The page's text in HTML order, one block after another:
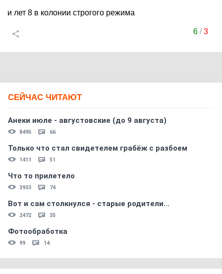
и лет 8 в колонии строгого режима
6/3
СЕЙЧАС ЧИТАЮТ
Анеки июле - августовские (до 9 августа)
8495 66
Только что стал свидетелем грабёж с разбоем
1411 51
Что то прилетело
3933 74
Вот и сам столкнулся - старые родители...
2472 35
Фотообработка
99 14